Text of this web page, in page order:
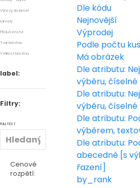
Výřezy do lamel
Lamely
Příslušenství
Tvar bazénu
Velikost bazénu
label:
Filtry:
FULLTEXT
Cenové
rozpětí:
Dle kódu
Nejnovější
Výprodej
Podle počtu
Má obrázek
Dle atributu:
výběru, číselné
Dle atributu:
výběru, číselné
Dle atributu:
výběrem,
Dle atributu:
abecedně [s
řazení]
by_rank